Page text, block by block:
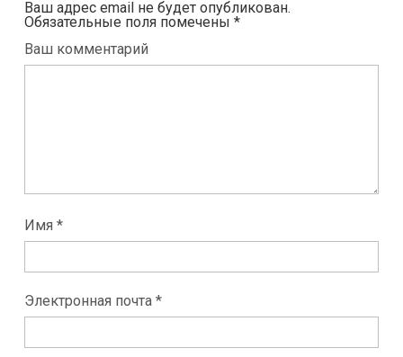
Ваш адрес email не будет опубликован.
Обязательные поля помечены *
Ваш комментарий
Имя *
Электронная почта *